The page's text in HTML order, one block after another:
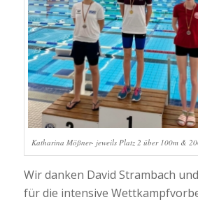
Katharina Mößner- jeweils Platz 2 über 100m &
Wir danken David Strambach
für die intensive